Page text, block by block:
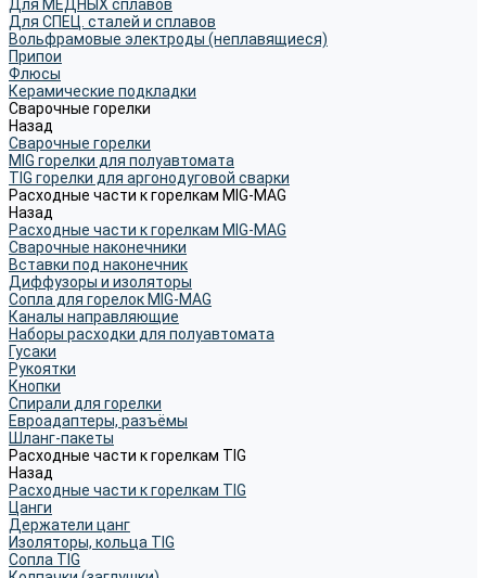
Для МЕДНЫХ сплавов
Для СПЕЦ. сталей и сплавов
Вольфрамовые электроды (неплавящиеся)
Припои
Флюсы
Керамические подкладки
Сварочные горелки
Назад
Сварочные горелки
MIG горелки для полуавтомата
TIG горелки для аргонодуговой сварки
Расходные части к горелкам MIG-MAG
Назад
Расходные части к горелкам MIG-MAG
Сварочные наконечники
Вставки под наконечник
Диффузоры и изоляторы
Сопла для горелок MIG-MAG
Каналы направляющие
Наборы расходки для полуавтомата
Гусаки
Рукоятки
Кнопки
Спирали для горелки
Евроадаптеры, разъёмы
Шланг-пакеты
Расходные части к горелкам TIG
Назад
Расходные части к горелкам TIG
Цанги
Держатели цанг
Изоляторы, кольца TIG
Сопла TIG